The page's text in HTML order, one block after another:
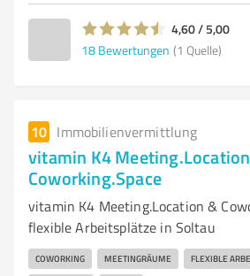
4,60 / 5,00
18 Bewertungen (1 Quelle)
10 Immobilienvermittlung
vitamin K4
Coworking.Space
vitamin K4 Meeting.Location &
flexible Arbeitsplätze in Soltau
COWORKING MEETINGRÄUME FLEXIBLE